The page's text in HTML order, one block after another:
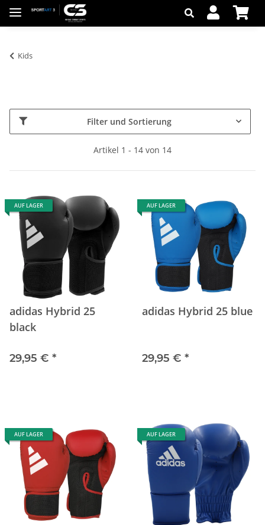
Kids
Filter und Sortierung
Artikel 1 - 14 von 14
AUF LAGER
adidas Hybrid 25
black
29,95 € *
AUF LAGER
adidas Hybrid 25 blue
29,95 € *
AUF LAGER AUF LAGER